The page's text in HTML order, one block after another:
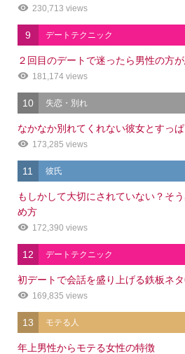
230,713 views
9 デートテクニック
２回目のデートで迷ったら男性の方
181,174 views
10 失恋・別れ
なかなか別れてくれない彼女とすっ
173,285 views
11 彼氏
もしかして大切にされていない？そ
め方
172,390 views
12 デートテクニック
初デートで会話を盛り上げる鉄板ネ
169,835 views
13 モテる人
年上男性からモテる女性の特徴